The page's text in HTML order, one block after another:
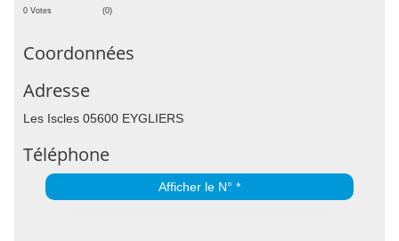
0 Votes (0)
Coordonnées
Adresse
Les Iscles 05600 EYGLIERS
Téléphone
Afficher le N° *